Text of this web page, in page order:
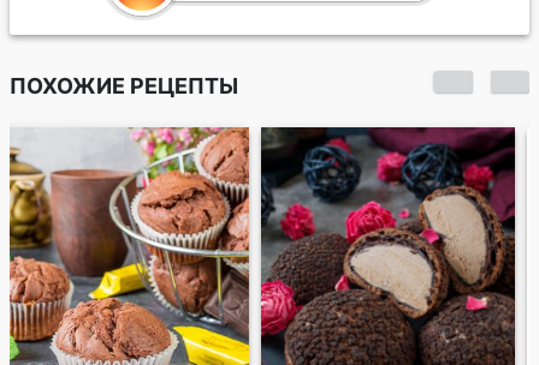
ПОХОЖИЕ РЕЦЕПТЫ